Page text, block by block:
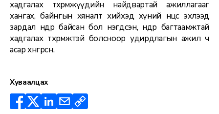
хадгалах төхөөрөмжүүдийн найдвартай ажиллагааг
хангах, байнгын хяналт хийхэд хүний нөөцөөс эхлээд
зардал өндөр байсан бол нэгдсэн, өндөр багтаамжтай
хадгалах төхөөрөмжтэй болсноор удирдлагын ажил ч
асар хөнгөрсөн.
Хуваалцах